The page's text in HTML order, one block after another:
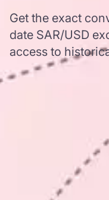
Get the exact
date SAR/USD
access to